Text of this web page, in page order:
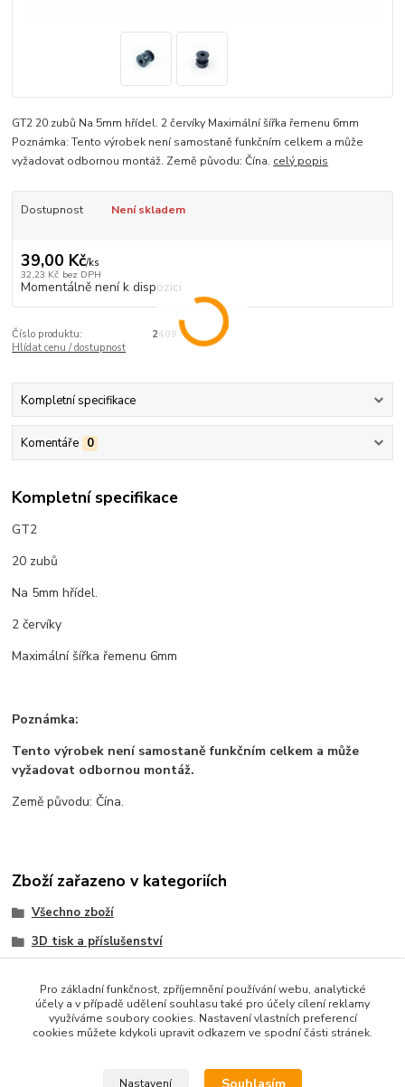
GT2 20 zubů Na 5mm hřídel. 2 červíky Maximální šířka řemenu 6mm
Poznámka: Tento výrobek není samostaně funkčním celkem a může
vyžadovat odbornou montáž. Země původu: Čína. celý popis
Dostupnost Není skladem
39,00 Kč/ks
32,23 Kč bez DPH
Momentálně není k dispozici
Číslo produktu:
2409
Hlídat cenu / dostupnost
Kompletní specifikace
Komentáře 0
Kompletní specifikace
GT2
20 zubů
Na 5mm hřídel.
2 červíky
Maximální šířka řemenu 6mm
Poznámka:
Tento výrobek není samostaně funkčním celkem a může
vyžadovat odbornou montáž.
Země původu: Čína.
Zboží zařazeno v kategoriích
Všechno zboží
3D tisk a příslušenství
Krokové motory
Lineární technika
Pro základní funkčnost, zpříjemnění používání webu, analytické
účely a v případě udělení souhlasu také pro účely cílení reklamy
využíváme soubory cookies. Nastavení vlastních preferencí
cookies můžete kdykoli upravit odkazem ve spodní části stránek.
Nastavení